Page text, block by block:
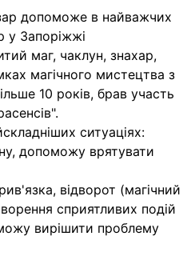
допоможе в найважчих
у Запоріжжі
маг, чаклун, знахар,
магічного мистецтва з
10 років, брав участь
ситуаціях:
допоможу врятувати
відворот (магічний
сприятливих подій
вирішити проблему